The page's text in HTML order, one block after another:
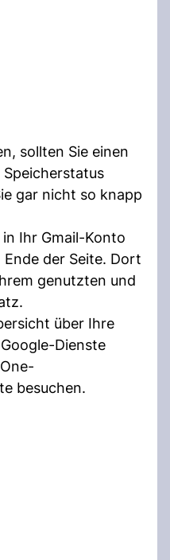
sollten Sie einen
gar nicht so knapp
Ihr Gmail-Konto
der Seite. Dort
genutzten und
über Ihre
Dienste
besuchen.